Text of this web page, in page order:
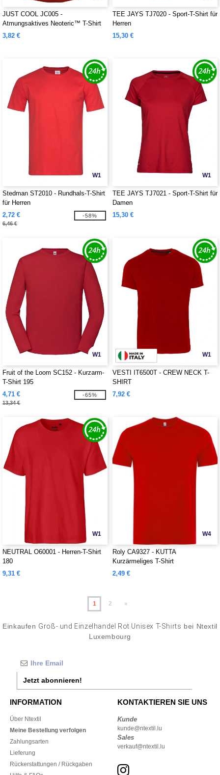
JUST COOL JC005 -
Atmungsaktives Neoteric™ T-Shirt
für Damen
3,82 €
TEE JAYS TJ7020 - Sport-T-Shirt für
Herren
15,30 €
W1
Stedman ST2010 - Rundhals-T-Shirt
für Herren
2,72 €
6,46 €
-58%
W1
TEE JAYS TJ7021 - Sport-T-Shirt für
Damen
15,30 €
W1
Fruit of the Loom SC152 - Kurzarm-
T-Shirt 195
4,71 €
13,34 €
-65%
W1
VESTI IT6500T - CREW NECK T-
SHIRT
7,92 €
W1
NEUTRAL O60001 - Herren-T-Shirt
180
9,31 €
W4
Roly CA9327 - KUTTA
Kurzärmeliges T-Shirt
2,49 €
1 2 »
Einkaufen Groß- und Einzelhandel Rot Unisex T-Shirts bei Ntextil
Luxembourg
Jetzt abonnieren!
INFORMATION
Über Ntextil
Meine Bestellung verfolgen
Zahlungsarten
Lieferung
Rückerstattungen / Rückgaben
KONTAKTIEREN SIE UNS
Kunde
kunde@ntextil.lu
Sales
verkauf@ntextil.lu